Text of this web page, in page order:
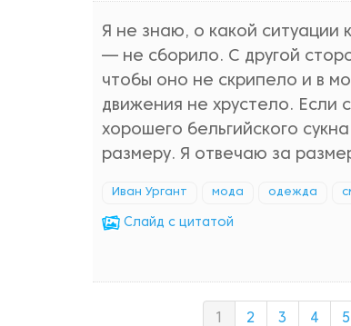
Я не знаю, о какой ситуации
— не сборило. С другой
чтобы оно не скрипело и в
движения не хрустело. Если
хорошего бельгийского
размеру. Я отвечаю за
Иван Ургант мода одежда
Cлайд с цитатой
2 3 4 5